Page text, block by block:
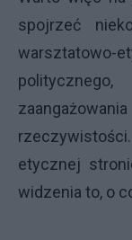
spojrzeć
etycznej
widzenia to, o